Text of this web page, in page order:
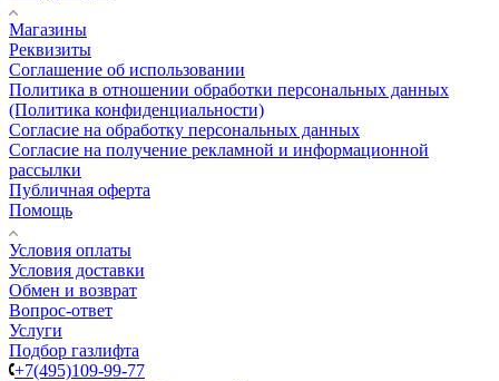
Магазины
Реквизиты
Соглашение об использовании
Политика в отношении обработки персональных данных
(Политика конфиденциальности)
Согласие на обработку персональных данных
Согласие на получение рекламной и информационной
рассылки
Публичная оферта
Помощь
Условия оплаты
Условия доставки
Обмен и возврат
Вопрос-ответ
Услуги
Подбор газлифта
+7(495)109-99-77